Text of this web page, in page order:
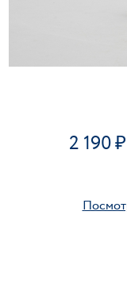
2 190